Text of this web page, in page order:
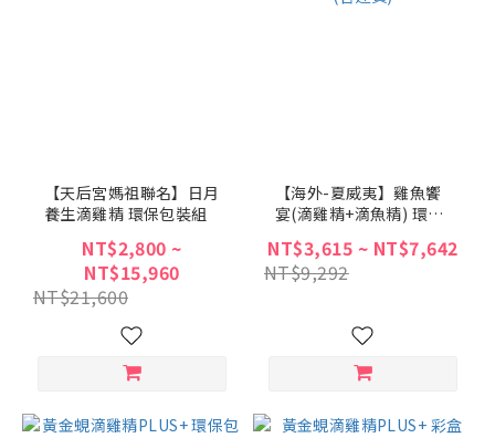
【天后宮媽祖聯名】日月
養生滴雞精 環保包裝組
NT$2,800 ~
NT$15,960
NT$21,600
【海外-夏威夷】雞魚饗
宴(滴雞精+滴魚精) 環保
包裝組(含運費)
NT$3,615 ~ NT$7,642
NT$9,292